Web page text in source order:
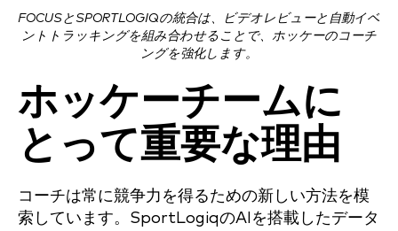
FOCUSとSPORTLOGIQの統合は、ビデオレビューと自動イベ
ントトラッキングを組み合わせることで、ホッケーのコーチ
ングを強化します。
ホッケーチームに
とって重要な理由
コーチは常に競争力を得るための新しい方法を模
索しています。SportLogiqのAIを搭載したデータ